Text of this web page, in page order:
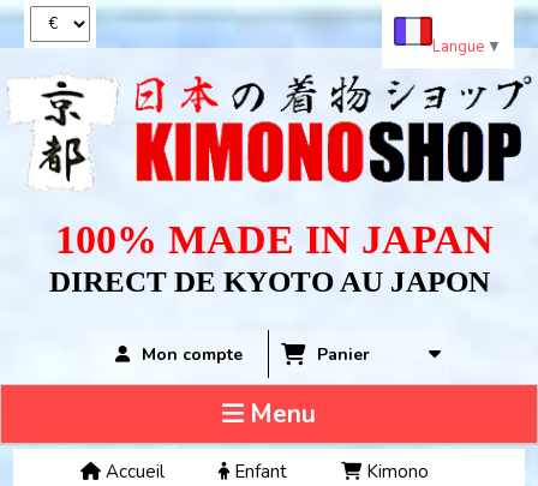
100% MADE IN JAPAN
DIRECT DE KYOTO AU JAPON
Mon compte Panier
Menu
Accueil Enfant Kimono
Langue ▼
Panneau de gestion des cookies